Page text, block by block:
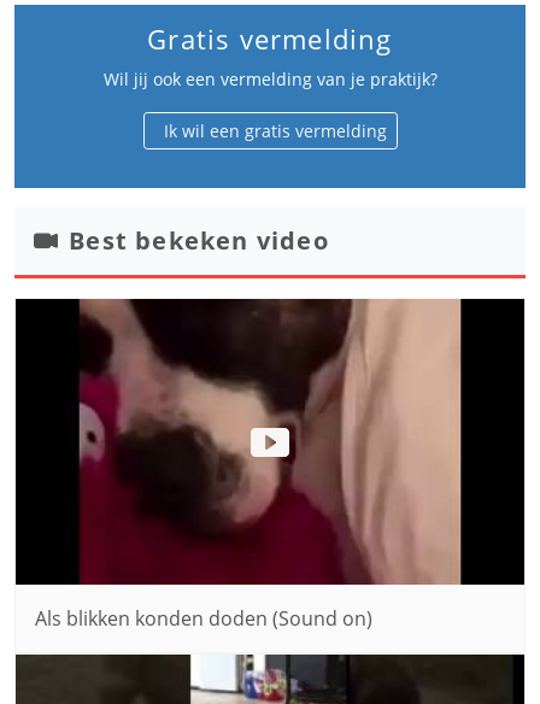
Gratis vermelding
Wil jij ook een vermelding van je praktijk?
Ik wil een gratis vermelding
Best bekeken video
Als blikken konden doden (Sound on)